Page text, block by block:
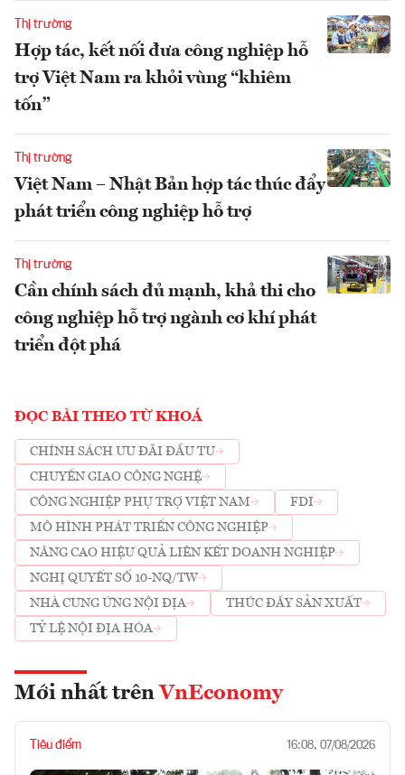
Thị trường
Hợp tác, kết nối đưa công nghiệp hỗ
trợ Việt Nam ra khỏi vùng “khiêm
tốn”
Thị trường
Việt Nam – Nhật Bản hợp tác thúc đẩy
phát triển công nghiệp hỗ trợ
Thị trường
Cần chính sách đủ mạnh, khả thi cho
công nghiệp hỗ trợ ngành cơ khí phát
triển đột phá
ĐỌC BÀI THEO TỪ KHOÁ
CHÍNH SÁCH ƯU ĐÃI ĐẦU TƯ
CHUYỂN GIAO CÔNG NGHỆ
CÔNG NGHIỆP PHỤ TRỢ VIỆT NAM
FDI
MÔ HÌNH PHÁT TRIỂN CÔNG NGHIỆP
NÂNG CAO HIỆU QUẢ LIÊN KẾT DOANH NGHIỆP
NGHỊ QUYẾT SỐ 10-NQ/TW
NHÀ CUNG ỨNG NỘI ĐỊA
THÚC ĐẨY SẢN XUẤT
TỶ LỆ NỘI ĐỊA HÓA
Mới nhất trên VnEconomy
Tiêu điểm 16:08, 07/08/2026